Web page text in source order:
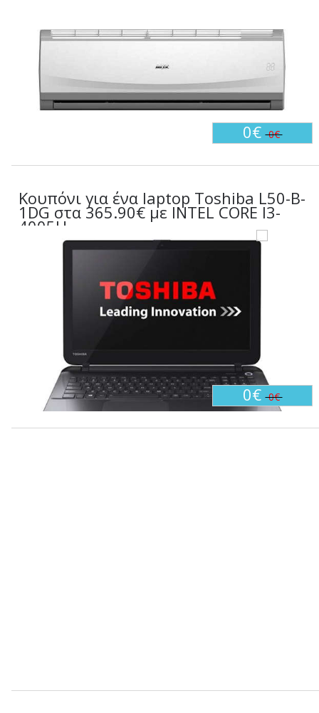
0€0€
Κουπόνι για ένα laptop Toshiba L50-B-
1DG στα 365.90€ με INTEL CORE I3-
4005U.
0€0€